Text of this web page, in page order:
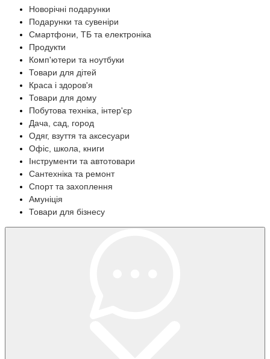
Новорічні подарунки
Подарунки та сувеніри
Смартфони, ТБ та електроніка
Продукти
Комп'ютери та ноутбуки
Товари для дітей
Краса і здоров'я
Товари для дому
Побутова техніка, інтер'єр
Дача, сад, город
Одяг, взуття та аксесуари
Офіс, школа, книги
Інструменти та автотовари
Сантехніка та ремонт
Спорт та захоплення
Амуніція
Товари для бізнесу